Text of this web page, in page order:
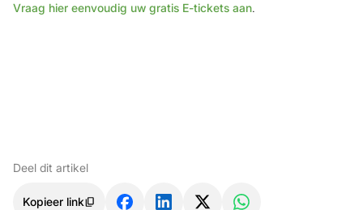
Vraag hier eenvoudig uw gratis E-tickets aan.
Deel dit artikel
Kopieer link